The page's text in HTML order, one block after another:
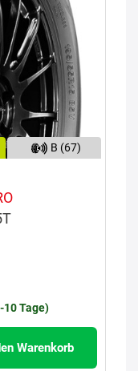
B (67)
10 Tage)
Warenkorb